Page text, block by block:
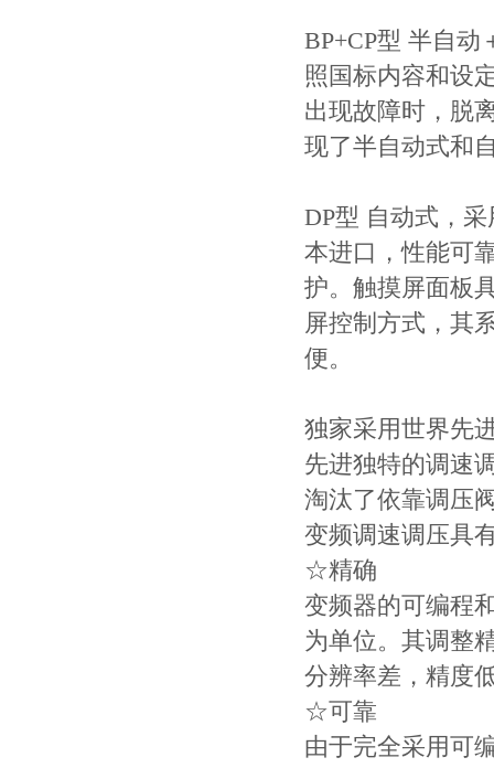
BP+CP型 半自动
照国标内容和设
出现故障时，脱
现了半自动式和
DP型 自动式，
本进口，性能可
护。触摸屏面板
屏控制方式，其
便。
独家采用世界先
先进独特的调速
淘汰了依靠调压
变频调速调压具
☆精确
变频器的可编程
为单位。其调整
分辨率差，精度
☆可靠
由于完全采用可